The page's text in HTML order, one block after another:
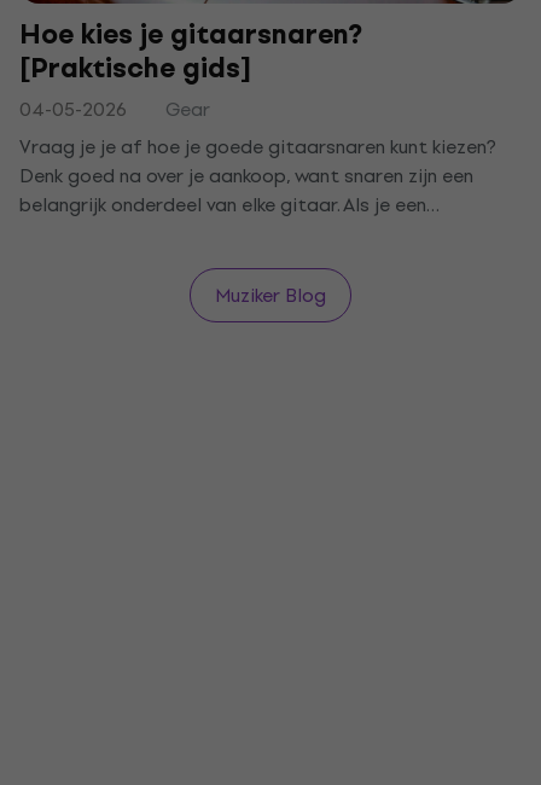
Hoe kies je gitaarsnaren?
[Praktische gids]
04-05-2026
Gear
Vraag je je af hoe je goede gitaarsnaren kunt kiezen?
Denk goed na over je aankoop, want snaren zijn een
belangrijk onderdeel van elke gitaar. Als je een
niet aan om ze te vervangen. Maar soms komt er een
moment dat het tijd is voor nieuwe snaren. Als je hebt
ontdekt dat je nieuwe snaren nodig hebt, hebben we een
Muziker Blog